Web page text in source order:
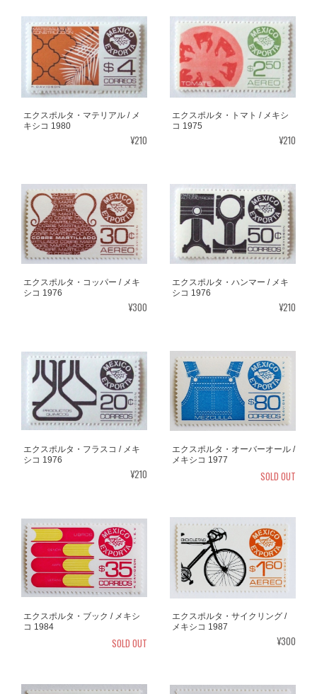
エクスポルタ・マテリアル / メ
キシコ 1980
¥210
エクスポルタ・トマト / メキシ
コ 1975
¥210
エクスポルタ・コッパー / メキ
シコ 1976
¥300
エクスポルタ・ハンマー / メキ
シコ 1976
¥210
エクスポルタ・フラスコ / メキ
シコ 1976
¥210
エクスポルタ・オーバーオール /
メキシコ 1977
SOLD OUT
エクスポルタ・ブック / メキシ
コ 1984
SOLD OUT
エクスポルタ・サイクリング /
メキシコ 1987
¥300